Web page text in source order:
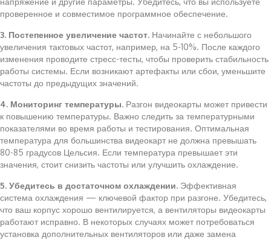
проверенное и совместимое программное обеспечение.
3. Постепенное увеличение частот. Начинайте с небольшого
увеличения тактовых частот, например, на 5-10%. После каждого
изменения проводите стресс-тесты, чтобы проверить стабильность
работы системы. Если возникают артефакты или сбои, уменьшите
частоты до предыдущих значений.
4. Мониторинг температуры. Разгон видеокарты может привести
к повышению температуры. Важно следить за температурными
показателями во время работы и тестирования. Оптимальная
температура для большинства видеокарт не должна превышать
80-85 градусов Цельсия. Если температура превышает эти
значения, стоит снизить частоты или улучшить охлаждение.
5. Убедитесь в достаточном охлаждении. Эффективная
система охлаждения — ключевой фактор при разгоне. Убедитесь,
что ваш корпус хорошо вентилируется, а вентиляторы видеокарты
работают исправно. В некоторых случаях может потребоваться
установка дополнительных вентиляторов или даже замена